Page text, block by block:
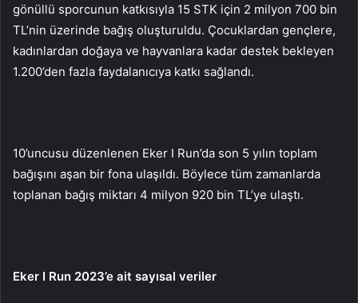
gönüllü sporcunun katkısıyla 15 STK için 2 milyon 700 bin
TL’nin üzerinde bağış oluşturuldu. Çocuklardan gençlere,
kadınlardan doğaya ve hayvanlara kadar destek bekleyen
1.200’den fazla faydalanıcıya katkı sağlandı.
10’uncusu düzenlenen Eker I Run’da son 5 yılın toplam
bağışını aşan bir fona ulaşıldı. Böylece tüm zamanlarda
toplanan bağış miktarı 4 milyon 920 bin TL’ye ulaştı.
Eker I Run 2023’e ait sayısal veriler